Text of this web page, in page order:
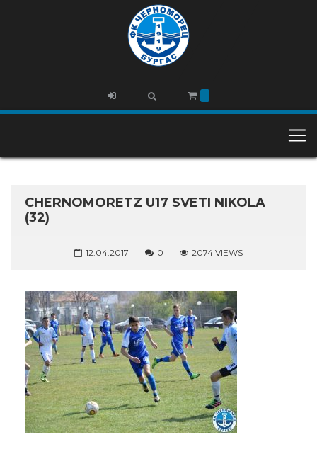
CHERNOMORETZ U17 SVETI NIKOLA
(32)
12.04.2017 0 2074 VIEWS